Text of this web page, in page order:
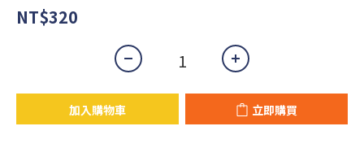
NT$320
加入購物車 立即購買